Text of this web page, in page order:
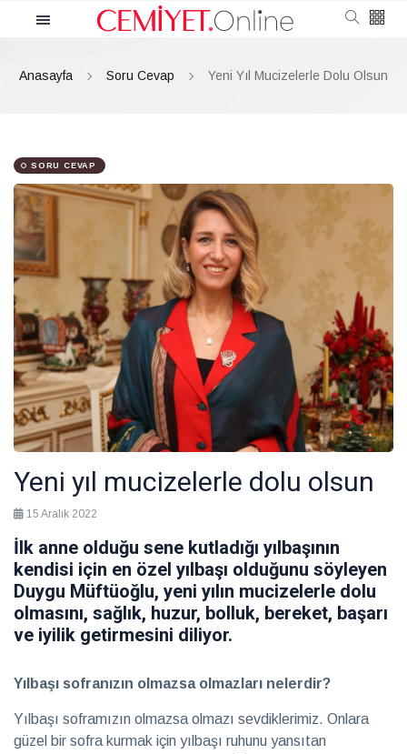
Cemiyet
Röportaj
Güzellik
Soru Cevap
Kültür & Sanat
Gastronomi
Sürdürülebilirlik
Haberler
hasta
28
Anasayfa Soru Cevap Yeni Yıl Mucizelerle Dolu Olsun
SORU CEVAP
Yeni yıl mucizelerle dolu olsun
15 Aralık 2022
İlk anne olduğu sene kutladığı yılbaşının
kendisi için en özel yılbaşı olduğunu söyleyen
Duygu Müftüoğlu, yeni yılın mucizelerle dolu
olmasını, sağlık, huzur, bolluk, bereket, başarı
ve iyilik getirmesini diliyor.
Yılbaşı sofranızın olmazsa olmazları nelerdir?
Yılbaşı soframızın olmazsa olmazı sevdiklerimiz. Onlara
güzel bir sofra kurmak için yılbaşı ruhunu yansıtan